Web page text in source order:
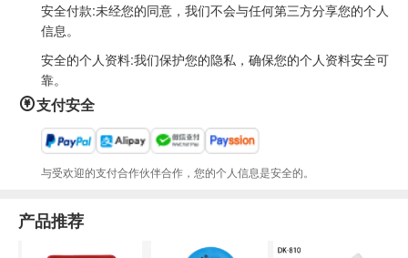
安全付款:未经您的同意，我们不会与任何第三方分享您的个人
信息。
安全的个人资料:我们保护您的隐私，确保您的个人资料安全可
靠。
支付安全
与受欢迎的支付合作伙伴合作，您的个人信息是安全的。
产品推荐